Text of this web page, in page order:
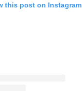
this post on Instagram